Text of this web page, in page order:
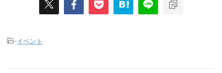
-イベント